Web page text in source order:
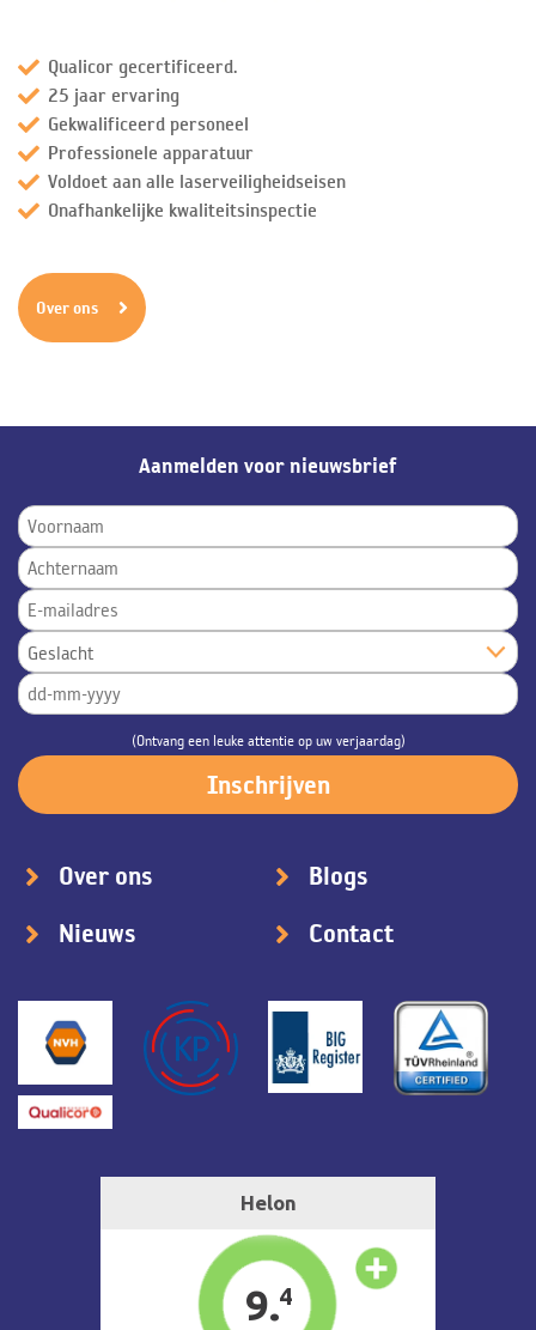
Qualicor gecertificeerd.
25 jaar ervaring
Gekwalificeerd personeel
Professionele apparatuur
Voldoet aan alle laserveiligheidseisen
Onafhankelijke kwaliteitsinspectie
Over ons
Aanmelden voor nieuwsbrief
(Ontvang een leuke attentie op uw verjaardag)
Over ons
Blogs
Nieuws
Contact